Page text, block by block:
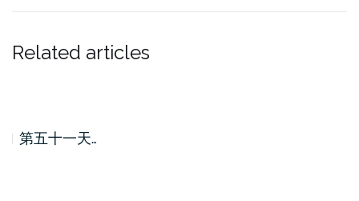
Related articles
第五十一天…